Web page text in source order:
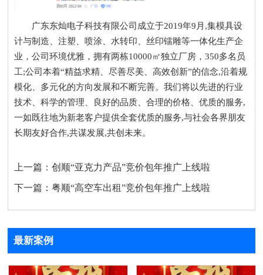
广东东灿电子科技有限公司成立于2019年9月,集模具设
计与制造、注塑、喷涂、水转印、丝印镭雕等一体化生产企
业，公司环境优雅，拥有两栋10000㎡独立厂房，350多名员
工;公司本着“精益求精、尽善尽美、高效创新”的信念,沿着规
模化、多元化的方向发展和不断完善。我们将以先进的行业
技术、科学的管理、良好的品质、合理的价格、优质的服务,
一如既往地为新老客户提供全套优质的服务,与社会各界朋友
长期友好合作,共谋发展,共创未来。
上一篇：创顺“亚克力产品”竞价包年推广上线啦
下一篇：粤顺“高空车出租”竞价包年推广上线啦
最新案例